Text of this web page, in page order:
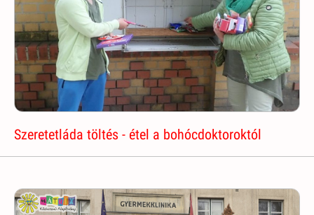
Szeretetláda töltés - étel a bohócdoktoroktól